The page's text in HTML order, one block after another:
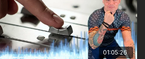
01:05:26